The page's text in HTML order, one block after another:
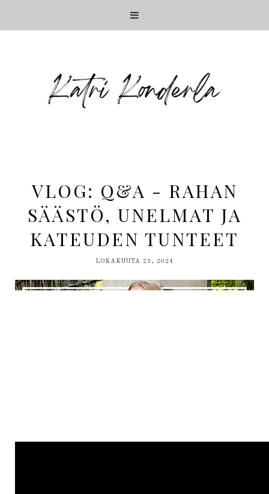
VLOG: Q&A - RAHAN
SÄÄSTÖ, UNELMAT JA
KATEUDEN TUNTEET
LOKAKUUTA 23, 2024